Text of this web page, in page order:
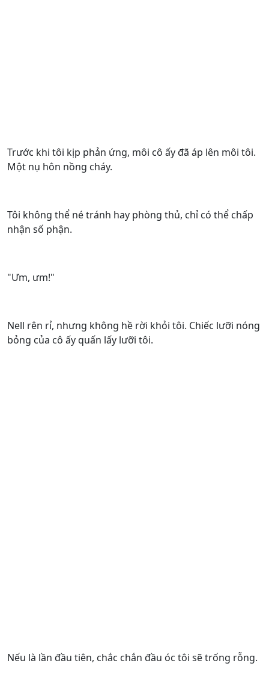
Trước khi tôi kịp phản ứng, môi cô ấy đã áp lên môi tôi.
Một nụ hôn nồng cháy.
Tôi không thể né tránh hay phòng thủ, chỉ có thể chấp
nhận số phận.
"Ưm, ưm!"
Nell rên rỉ, nhưng không hề rời khỏi tôi. Chiếc lưỡi nóng
bỏng của cô ấy quấn lấy lưỡi tôi.
Nếu là lần đầu tiên, chắc chắn đầu óc tôi sẽ trống rỗng.